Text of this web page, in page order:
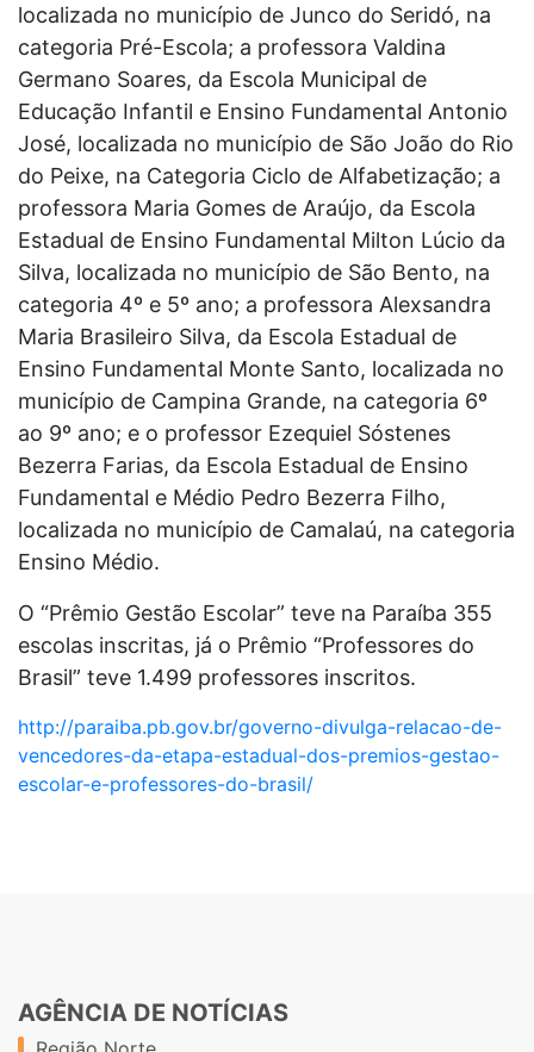
localizada no município de Junco do Seridó, na
categoria Pré-Escola; a professora Valdina
Germano Soares, da Escola Municipal de
Educação Infantil e Ensino Fundamental Antonio
José, localizada no município de São João do Rio
do Peixe, na Categoria Ciclo de Alfabetização; a
professora Maria Gomes de Araújo, da Escola
Estadual de Ensino Fundamental Milton Lúcio da
Silva, localizada no município de São Bento, na
categoria 4º e 5º ano; a professora Alexsandra
Maria Brasileiro Silva, da Escola Estadual de
Ensino Fundamental Monte Santo, localizada no
município de Campina Grande, na categoria 6º
ao 9º ano; e o professor Ezequiel Sóstenes
Bezerra Farias, da Escola Estadual de Ensino
Fundamental e Médio Pedro Bezerra Filho,
localizada no município de Camalaú, na categoria
Ensino Médio.
O “Prêmio Gestão Escolar” teve na Paraíba 355
escolas inscritas, já o Prêmio “Professores do
Brasil” teve 1.499 professores inscritos.
http://paraiba.pb.gov.br/governo-divulga-relacao-de-
vencedores-da-etapa-estadual-dos-premios-gestao-
escolar-e-professores-do-brasil/
AGÊNCIA DE NOTÍCIAS